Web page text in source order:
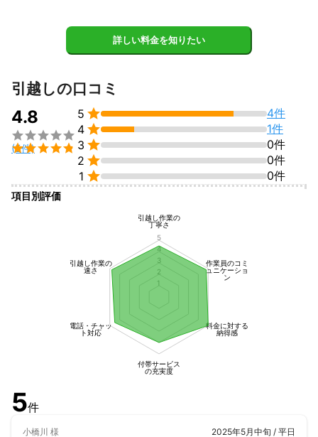
詳しい料金を知りたい
引越しの口コミ
4.8


(5件)
5 
4件
4 
1件
3 
0件
2 
0件
1  0件
項目別評価
引越し作業の
丁寧さ
作業員のコミ
ュニケーショ
ン
料金に対する
納得感
付帯サービス
の充実度
電話・チャッ
ト対応
引越し作業の
速さ
1
2
3
4
5
5件
小橋川 様 2025年5月中旬 / 平日